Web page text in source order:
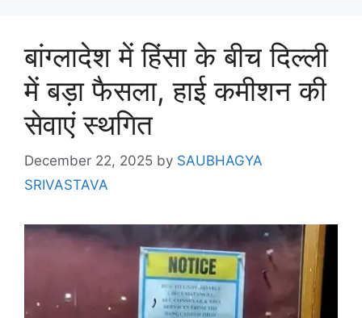
बांग्लादेश में हिंसा के बीच दिल्ली
में बड़ा फैसला, हाई कमीशन की
सेवाएं स्थगित
December 22, 2025 by SAUBHAGYA
SRIVASTAVA